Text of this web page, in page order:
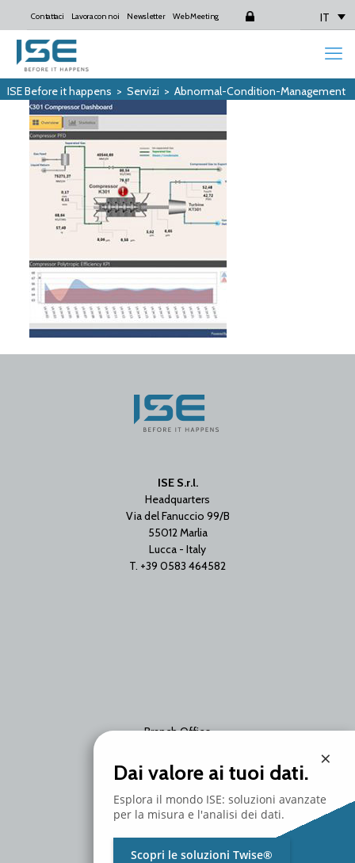
Contattaci Lavora con noi Newsletter Web Meeting IT
ISE Before it happens > Servizi > Abnormal-Condition-Management
ISE S.r.l.
Headquarters
Via del Fanuccio 99/B
55012 Marlia
Lucca - Italy
T. +39 0583 464582
Branch Office
20097 San Donato Milanese
Milano - Italy
T. +39 02 2153663
×
Dai valore ai tuoi dati.
Esplora il mondo ISE: soluzioni avanzate
per la misura e l'analisi dei dati.
Scopri le soluzioni Twise®